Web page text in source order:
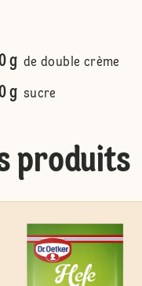
g de double crème
g sucre
produits